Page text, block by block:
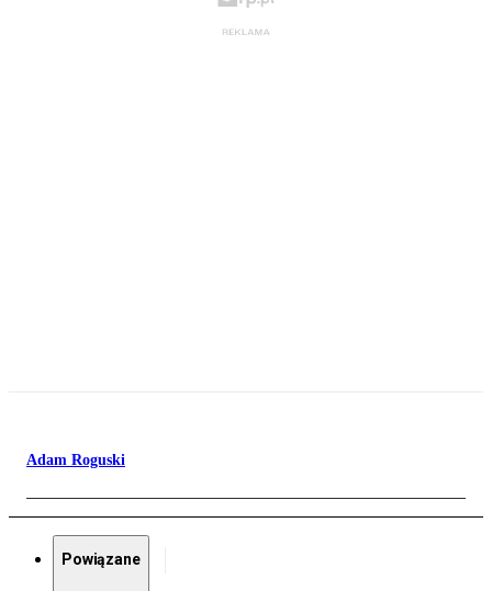
Adam Roguski
Powiązane